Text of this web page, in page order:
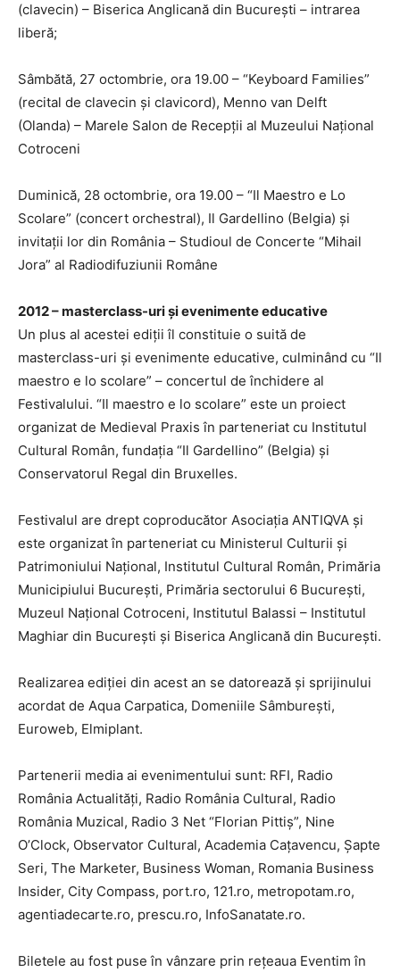
(clavecin) – Biserica Anglicană din București – intrarea
liberă;
Sâmbătă, 27 octombrie, ora 19.00 – “Keyboard Families”
(recital de clavecin și clavicord), Menno van Delft
(Olanda) – Marele Salon de Recepţii al Muzeului Naţional
Cotroceni
Duminică, 28 octombrie, ora 19.00 – “Il Maestro e Lo
Scolare” (concert orchestral), Il Gardellino (Belgia) şi
invitaţii lor din România – Studioul de Concerte “Mihail
Jora” al Radiodifuziunii Române
2012 – masterclass-uri și evenimente educative
Un plus al acestei ediții îl constituie o suită de
masterclass-uri și evenimente educative, culminând cu “Il
maestro e lo scolare” – concertul de închidere al
Festivalului. “Il maestro e lo scolare” este un proiect
organizat de Medieval Praxis în parteneriat cu Institutul
Cultural Român, fundația “Il Gardellino” (Belgia) și
Conservatorul Regal din Bruxelles.
Festivalul are drept coproducător Asociaţia ANTIQVA și
este organizat în parteneriat cu Ministerul Culturii şi
Patrimoniului Naţional, Institutul Cultural Român, Primăria
Municipiului Bucureşti, Primăria sectorului 6 București,
Muzeul Naţional Cotroceni, Institutul Balassi – Institutul
Maghiar din Bucureşti și Biserica Anglicană din București.
Realizarea ediţiei din acest an se datorează şi sprijinului
acordat de Aqua Carpatica, Domeniile Sâmbureşti,
Euroweb, Elmiplant.
Partenerii media ai evenimentului sunt: RFI, Radio
România Actualităţi, Radio România Cultural, Radio
România Muzical, Radio 3 Net “Florian Pittiș”, Nine
O’Clock, Observator Cultural, Academia Caţavencu, Şapte
Seri, The Marketer, Business Woman, Romania Business
Insider, City Compass, port.ro, 121.ro, metropotam.ro,
agentiadecarte.ro, prescu.ro, InfoSanatate.ro.
Biletele au fost puse în vânzare prin reţeaua Eventim în